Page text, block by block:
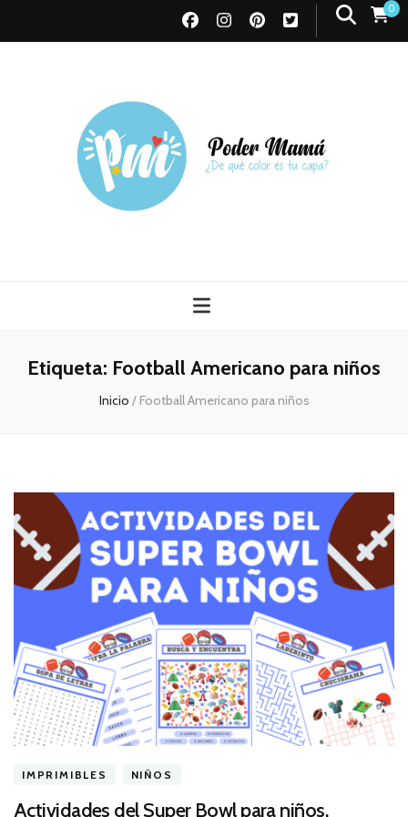
0
Etiqueta: Football Americano para niños
Inicio / Football Americano para niños
IMPRIMIBLES NIÑOS
Actividades del Super Bowl para niños.